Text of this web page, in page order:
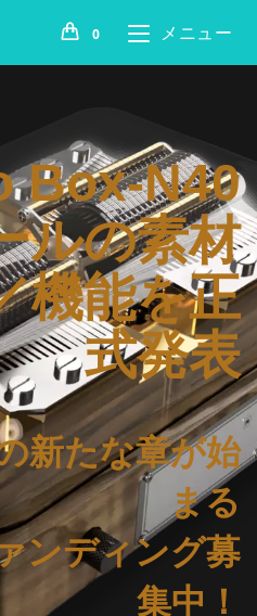
0 メニュー
Box-N40
ルの素材
機能を正
式発表
新たな章が始
まる
ンディング募
集中！